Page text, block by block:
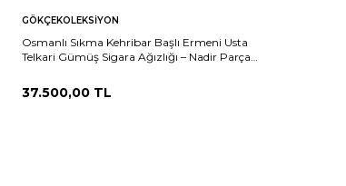
GÖKÇEKOLEKSIYON
Osmanlı Sıkma Kehribar Başlı Ermeni Usta
Telkari Gümüş Sigara Ağızlığı – Nadir Parça
37.500,00 TL